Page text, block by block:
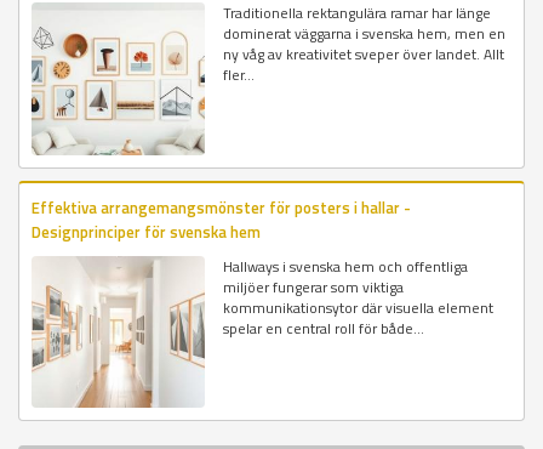
Traditionella rektangulära ramar har länge
dominerat väggarna i svenska hem, men en
ny våg av kreativitet sveper över landet. Allt
fler...
Effektiva arrangemangsmönster för posters i hallar -
Designprinciper för svenska hem
Hallways i svenska hem och offentliga
miljöer fungerar som viktiga
kommunikationsytor där visuella element
spelar en central roll för både...